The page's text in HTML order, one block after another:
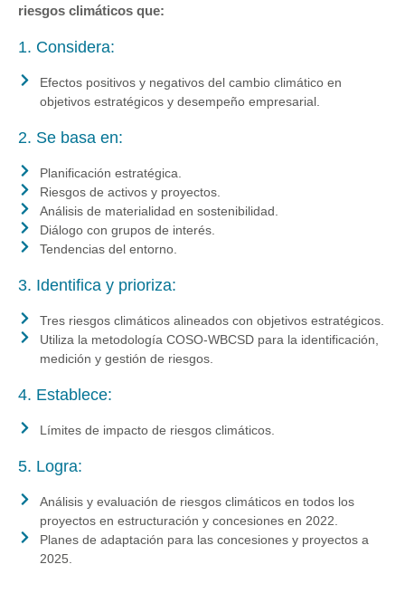
riesgos climáticos que:
1. Considera:
Efectos positivos y negativos del cambio climático en
objetivos estratégicos y desempeño empresarial.
2. Se basa en:
Planificación estratégica.
Riesgos de activos y proyectos.
Análisis de materialidad en sostenibilidad.
Diálogo con grupos de interés.
Tendencias del entorno.
3. Identifica y prioriza:
Tres riesgos climáticos alineados con objetivos estratégicos.
Utiliza la metodología COSO-WBCSD para la identificación,
medición y gestión de riesgos.
4. Establece:
Límites de impacto de riesgos climáticos.
5. Logra:
Análisis y evaluación de riesgos climáticos en todos los
proyectos en estructuración y concesiones en 2022.
Planes de adaptación para las concesiones y proyectos a
2025.